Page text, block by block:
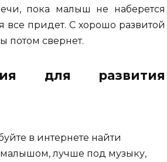
пока малыш не наберется
все придет. С хорошо развитой
потом свернет.
для развития
в интернете найти
малышом, лучше под музыку,